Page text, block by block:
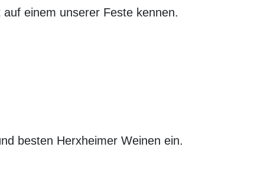
einem unserer Feste kennen.
besten Herxheimer Weinen ein.